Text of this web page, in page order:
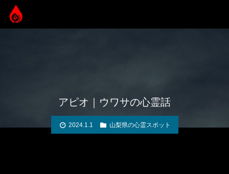
アピオ｜ウワサの心霊話
2024.1.1 山梨県の心霊スポット